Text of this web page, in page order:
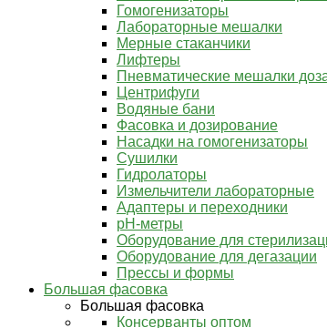
Гомогенизаторы
Лабораторные мешалки
Мерные стаканчики
Лифтеры
Пневматические мешалки
Центрифуги
Водяные бани
Фасовка и дозирование
Насадки на гомогенизаторы
Сушилки
Гидролаторы
Измельчители лабораторные
Адаптеры и переходники
pH-метры
Оборудование для
Оборудование для дегазации
Прессы и формы
Большая фасовка
Большая фасовка
Консерванты оптом